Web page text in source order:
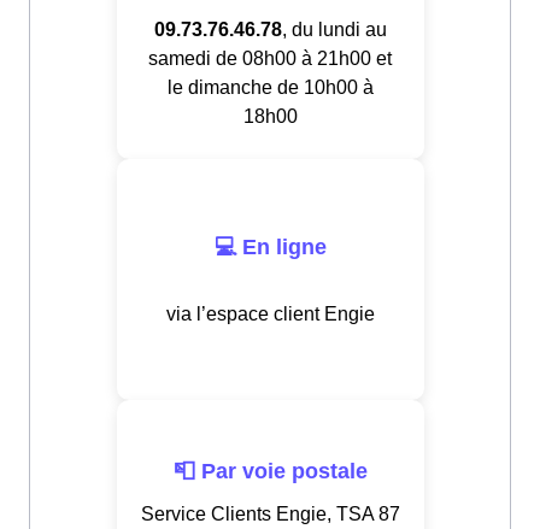
09.73.76.46.78, du lundi au
samedi de 08h00 à 21h00 et
le dimanche de 10h00 à
18h00
💻 En ligne
via l’espace client Engie
📮 Par voie postale
Service Clients Engie, TSA 87